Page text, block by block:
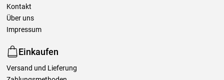
Kontakt
Über uns
Impressum
Einkaufen
Versand und Lieferung